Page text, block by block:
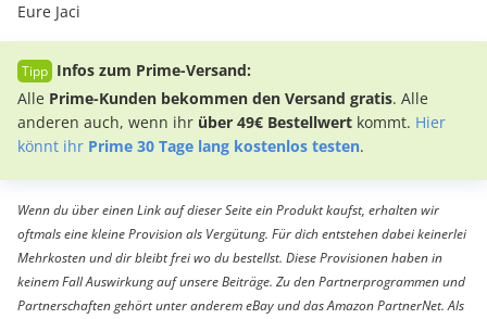
Eure Jaci
Infos zum Prime-Versand:
Alle Prime-Kunden bekommen den Versand gratis. Alle
anderen auch, wenn ihr über 49€ Bestellwert kommt. Hier
könnt ihr Prime 30 Tage lang kostenlos testen.
Wenn du über einen Link auf dieser Seite ein Produkt kaufst, erhalten wir
oftmals eine kleine Provision als Vergütung. Für dich entstehen dabei keinerlei
Mehrkosten und dir bleibt frei wo du bestellst. Diese Provisionen haben in
keinem Fall Auswirkung auf unsere Beiträge. Zu den Partnerprogrammen und
Partnerschaften gehört unter anderem eBay und das Amazon PartnerNet. Als